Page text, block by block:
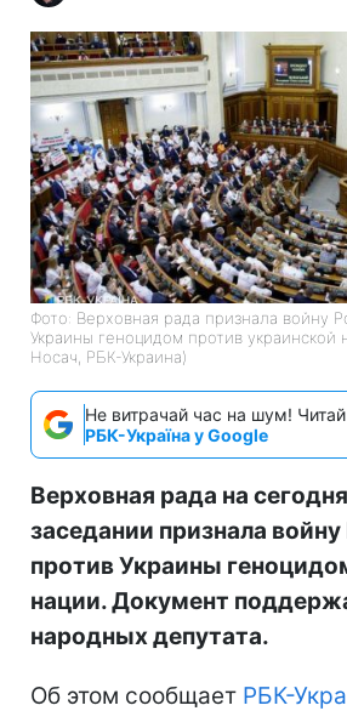
Фото: Верховная рада признала войну
Украины геноцидом против украинской
Носач, РБК-Украина)
Не витрачай час на шум! Читай
РБК-Україна у Google
Верховная рада на
заседании признала
против Украины
нации. Документ
народных депутата.
Об этом сообщает РБК-